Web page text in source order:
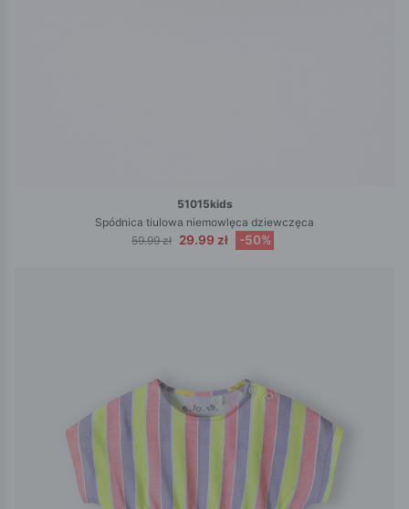
51015kids
Spódnica tiulowa niemowlęca dziewczęca
59.99 zł 29.99 zł -50%